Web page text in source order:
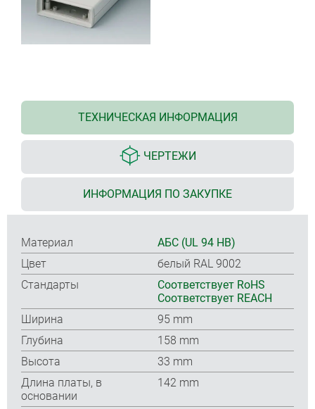
ТЕХНИЧЕСКАЯ ИНФОРМАЦИЯ
ЧЕРТЕЖИ
ИНФОРМАЦИЯ ПО ЗАКУПКЕ
Материал
АБС (UL 94 HB)
Цвет
белый RAL 9002
Стандарты
Соответствует RoHS
Соответствует REACH
Ширина
95 mm
Глубина
158 mm
Высота
33 mm
Длина платы, в
основании
142 mm